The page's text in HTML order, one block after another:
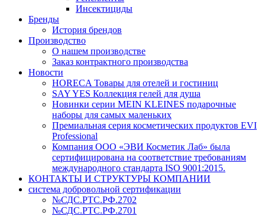
Инсектициды
Бренды
История брендов
Производство
О нашем производстве
Заказ контрактного производства
Новости
HORECA Товары для отелей и гостиниц
SAY YES Коллекция гелей для душа
Новинки серии MEIN KLEINES подарочные
наборы для самых маленьких
Премиальная серия косметических продуктов EVI
Professional
Компания ООО «ЭВИ Косметик Лаб» была
сертифицирована на соответствие требованиям
международного стандарта ISO 9001:2015.
КОНТАКТЫ И СТРУКТУРЫ КОМПАНИИ
система добровольной сертификации
№СДС.РТС.РФ.2702
№СДС.РТС.РФ.2701